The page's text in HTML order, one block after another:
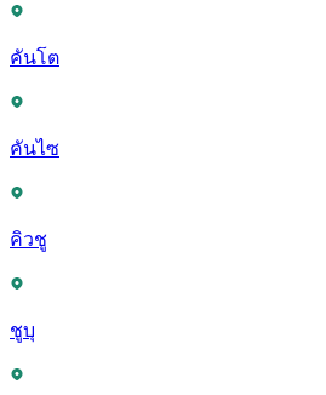
คันโต
คันไซ
คิวชู
ชูบุ